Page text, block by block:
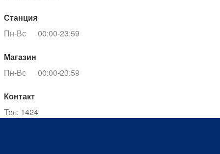
Станция
Пн-Вс
00:00-23:59
Магазин
Пн-Вс
00:00-23:59
Контакт
Тел: 1424